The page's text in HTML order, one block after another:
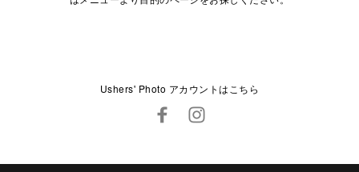
Ushers' Photo アカウントはこちら